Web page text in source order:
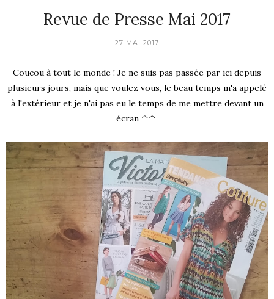
Revue de Presse Mai 2017
27 MAI 2017
Coucou à tout le monde ! Je ne suis pas passée par ici depuis
plusieurs jours, mais que voulez vous, le beau temps m'a appelé
à l'extérieur et je n'ai pas eu le temps de me mettre devant un
écran ^^